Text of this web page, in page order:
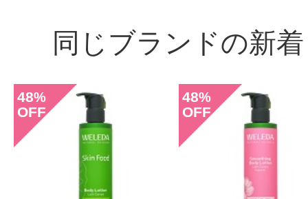
同じブランドの新
48%
OFF
48%
OFF